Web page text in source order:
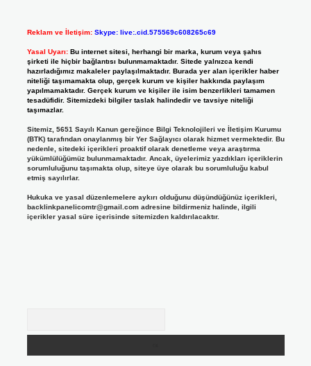
Reklam ve İletişim: Skype: live:.cid.575569c608265c69
Yasal Uyarı: Bu internet sitesi, herhangi bir marka, kurum veya şahıs
şirketi ile hiçbir bağlantısı bulunmamaktadır. Sitede yalnızca kendi
hazırladığımız makaleler paylaşılmaktadır. Burada yer alan içerikler haber
niteliği taşımamakta olup, gerçek kurum ve kişiler hakkında paylaşım
yapılmamaktadır. Gerçek kurum ve kişiler ile isim benzerlikleri tamamen
tesadüfidir. Sitemizdeki bilgiler taslak halindedir ve tavsiye niteliği
taşımazlar.
Sitemiz, 5651 Sayılı Kanun gereğince Bilgi Teknolojileri ve İletişim Kurumu
(BTK) tarafından onaylanmış bir Yer Sağlayıcı olarak hizmet vermektedir. Bu
nedenle, sitedeki içerikleri proaktif olarak denetleme veya araştırma
yükümlülüğümüz bulunmamaktadır. Ancak, üyelerimiz yazdıkları içeriklerin
sorumluluğunu taşımakta olup, siteye üye olarak bu sorumluluğu kabul
etmiş sayılırlar.
Hukuka ve yasal düzenlemelere aykırı olduğunu düşündüğünüz içerikleri,
backlinkpanelicomtr@gmail.comadresine bildirmeniz halinde, ilgili
içerikler yasal süre içerisinde sitemizden kaldırılacaktır.